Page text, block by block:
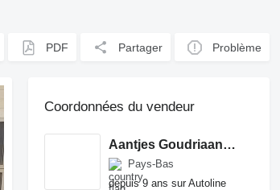
PDF Partager Problème
Coordonnées du vendeur
Aantjes Goudriaan Machinery
Pays-Bas
depuis 9 ans sur Autoline